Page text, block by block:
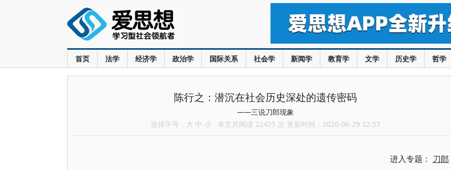
首页 法学 经济学 政治学 国际关系 社会学 新闻学 教育学 文学 历史学 哲学
陈行之：潜沉在社会历史深处的遗传密码
——三说刀郎现象
选择字号： 大 中 小 本文共阅读 22425 次 更新时间：2026-06-29 22:57
进入专题： 刀郎